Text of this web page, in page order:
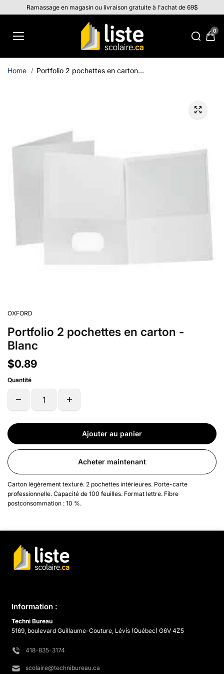
Aller au
contenu
Ramassage en magasin ou livraison gratuite à l'achat de 69$
0
Home Portfolio 2 pochettes en carton...
OXFORD
Portfolio 2 pochettes en carton -
Blanc
$0.89
Quantité
Ajouter au panier
Acheter maintenant
Carton légèrement texturé. 2 pochettes intérieures. Porte-carte
professionnelle. Capacité de 100 feuilles. Format lettre. Fibre
postconsommation : 10 %.
Information :
Techni Bureau
5169, boulevard Guillaume-Couture, Lévis (Québec) G6V 4Z5
418-835-3174
scolaire@technibureau.ca